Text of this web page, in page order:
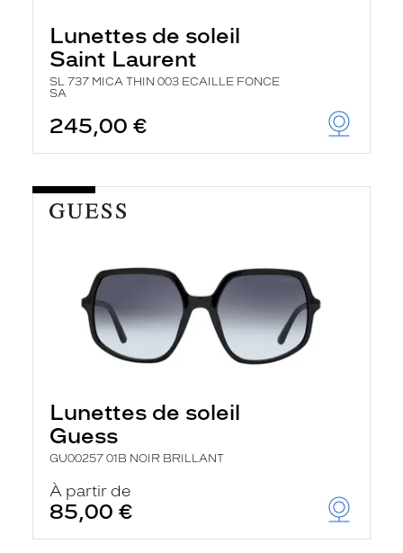
Lunettes de soleil
Saint Laurent
SL 737 MICA THIN 003 ECAILLE FONCE
SA
245,00 €
Lunettes de soleil
Guess
GU00257 01B NOIR BRILLANT
À partir de
85,00 €